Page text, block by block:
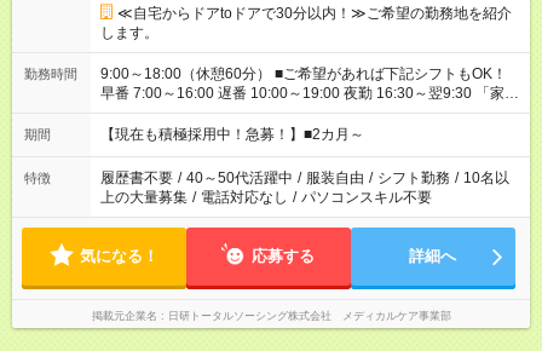
≪自宅からドアtoドアで30分以内！≫ご希望の勤務地を紹介
します。
勤務時間
9:00～18:00（休憩60分） ■ご希望があれば下記シフトもOK！
早番 7:00～16:00 遅番 10:00～19:00 夜勤 16:30～翌9:30 「家族
と休みを合わせたい」 「余裕を持って夕飯の準備がしたい」
「できれば残業はしたくない」 など、ご希望を教えてください
と、もう1つのお仕事の勤務時間が 合計で週40時間を超える場
合は応募できません。
期間 【現在も積極採用中！急募！】■2カ月～
特徴 履歴書不要 / 40～50代活躍中 / 服装自由 / シフト勤務 / 10名以
上の大量募集 / 電話対応なし / パソコンスキル不要
気になる！ 応募する 詳細へ
掲載元企業名 日研トータルソーシング株式会社 メディカルケア事業部